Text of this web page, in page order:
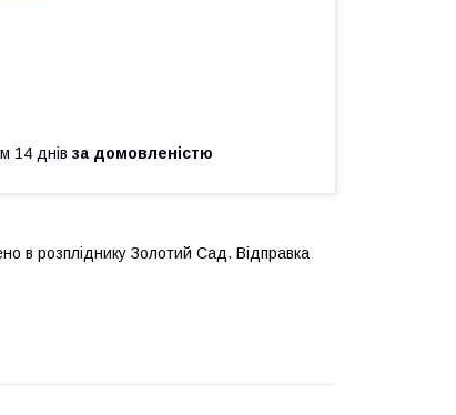
14 днів за домовленістю
в розпліднику Золотий Сад. Відправка